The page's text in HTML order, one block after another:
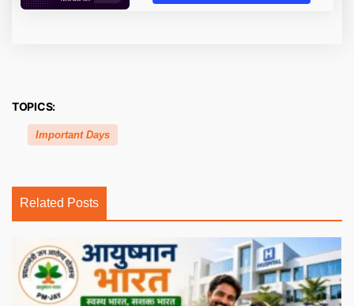
TOPICS:
Important Days
Related Posts